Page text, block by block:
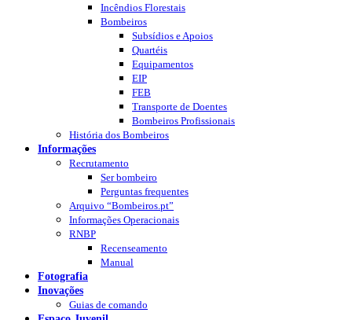
Incêndios Florestais
Bombeiros
Subsídios e Apoios
Quartéis
Equipamentos
EIP
FEB
Transporte de Doentes
Bombeiros Profissionais
História dos Bombeiros
Informações
Recrutamento
Ser bombeiro
Perguntas frequentes
Arquivo “Bombeiros.pt”
Informações Operacionais
RNBP
Recenseamento
Manual
Fotografia
Inovações
Guias de comando